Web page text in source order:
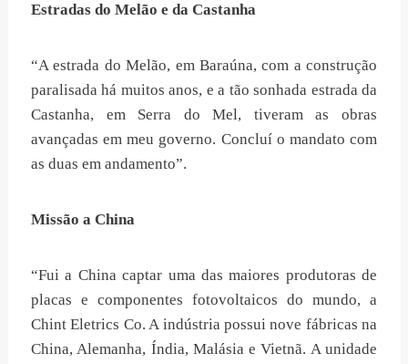
Estradas do Melão e da Castanha
“A estrada do Melão, em Baraúna, com a construção
paralisada há muitos anos, e a tão sonhada estrada da
Castanha, em Serra do Mel, tiveram as obras
avançadas em meu governo. Concluí o mandato com
as duas em andamento”.
Missão a China
“Fui a China captar uma das maiores produtoras de
placas e componentes fotovoltaicos do mundo, a
Chint Eletrics Co. A indústria possui nove fábricas na
China, Alemanha, Índia, Malásia e Vietnã. A unidade